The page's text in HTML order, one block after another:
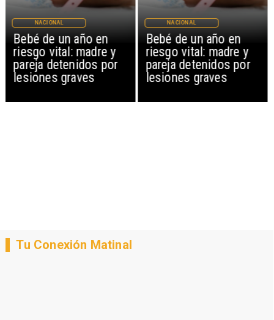
Bebé de un año en
riesgo vital: madre y
pareja detenidos por
lesiones graves
NACIONAL
Bebé de un año en
riesgo vital: madre y
pareja detenidos por
lesiones graves
NACIONAL
Tu Conexión Matinal